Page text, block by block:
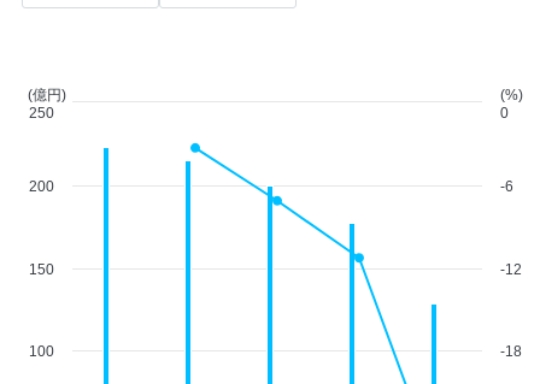
100
150
200
(億円)
250
-18
-12
-6
(%)
0